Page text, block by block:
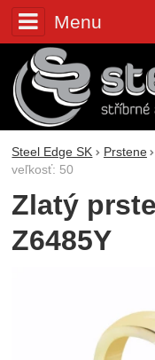
Menu
Steel Edge SK Prstene
veľkosť: 50
Zlatý
Z6485Y